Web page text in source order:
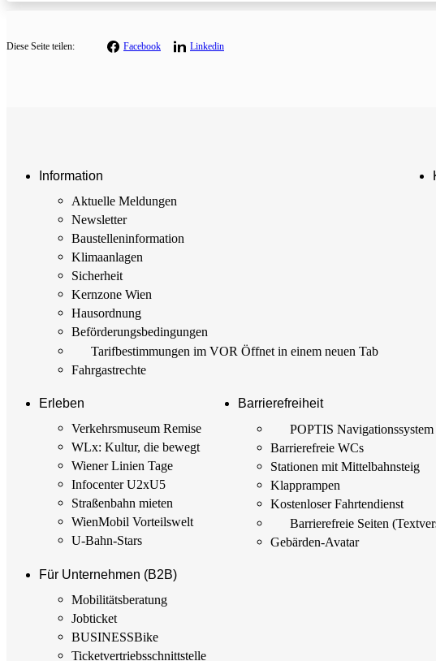
Diese Seite teilen: Facebook Linkedin
Information
Aktuelle Meldungen
Newsletter
Baustellen­information
Klimaanlagen
Sicherheit
Kernzone Wien
Hausordnung
Beförderungs­bedingungen
Tarif­bestimmungen im VOR Öffnet in einem neuen Tab
Fahrgastrechte
Erleben
Verkehrsmuseum Remise
WLx: Kultur, die bewegt
Wiener Linien Tage
Infocenter U2xU5
Straßenbahn mieten
WienMobil Vorteilswelt
U-Bahn-Stars
Barrierefreiheit
POPTIS
Barrierefreie WCs
Stationen mit Mittelbahnsteig
Klapprampen
Kostenloser Fahrtendienst
Barrierefreie Seiten
Gebärden-Avatar
Für Unternehmen (B2B)
Mobilitäts­beratung
Jobticket
BUSINESSBike
Ticketvertriebs­schnittstelle